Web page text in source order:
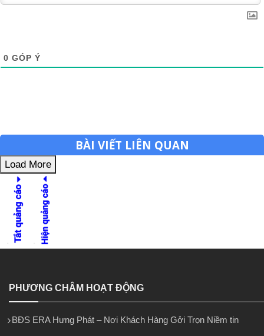
0 GÓP Ý
BÀI VIẾT LIÊN QUAN
Load More
PHƯƠNG CHÂM HOẠT ĐỘNG
BĐS ERA Hưng Phát – Nơi Khách Hàng Gởi Trọn Niềm tin